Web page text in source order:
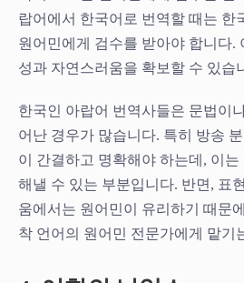
랍어에서 한국어로 번역할 때는 한
원어민에게 검수를 받아야 합니다.
성과 자연스러움을 확보할 수 있습
한국인 아랍어 번역사들은 문법이
어난 경우가 많습니다. 특히 방송
이 간결하고 명확해야 하는데, 이
해낼 수 있는 부분입니다. 반면, 표
움에서는 원어민이 유리하기 때문
착 언어의 원어민 전문가에게 맡기